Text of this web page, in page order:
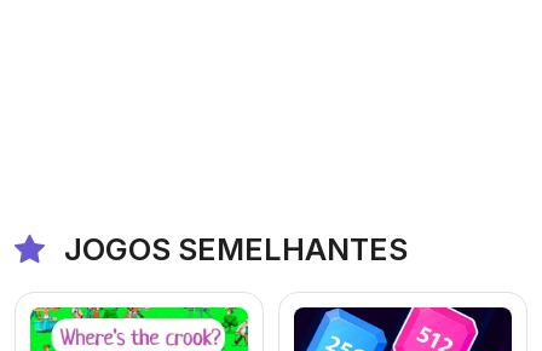
JOGOS SEMELHANTES